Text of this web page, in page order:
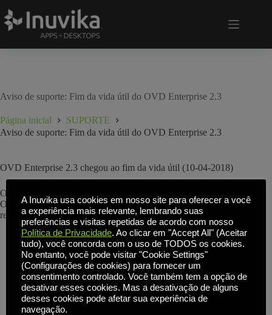
Aviso de suporte: Fim da vida útil do OVD Enterprise 2.3
Página inicial
SUPORTE
Aviso de suporte: Fim da vida útil do OVD Enterprise 2.3
OVD Enterprise 2.3 chegou ao fim da vida útil (10-04-2018)
Os clientes são incentivados a atualizar para a versão mais recente do
OVD Enterprise para aproveitar as atualizações de manutenção mais
recentes.
A Inuvika usa cookies em nosso site para oferecer a você
a experiência mais relevante, lembrando suas
preferências e visitas repetidas de acordo com nosso
Política de Privacidade. Ao clicar em "Accept All" (Aceitar
tudo), você concorda com o uso de TODOS os cookies.
No entanto, você pode visitar "Cookie Settings"
(Configurações de cookies) para fornecer um
consentimento controlado. Você também tem a opção de
desativar esses cookies. Mas a desativação de alguns
desses cookies pode afetar sua experiência de
navegação.